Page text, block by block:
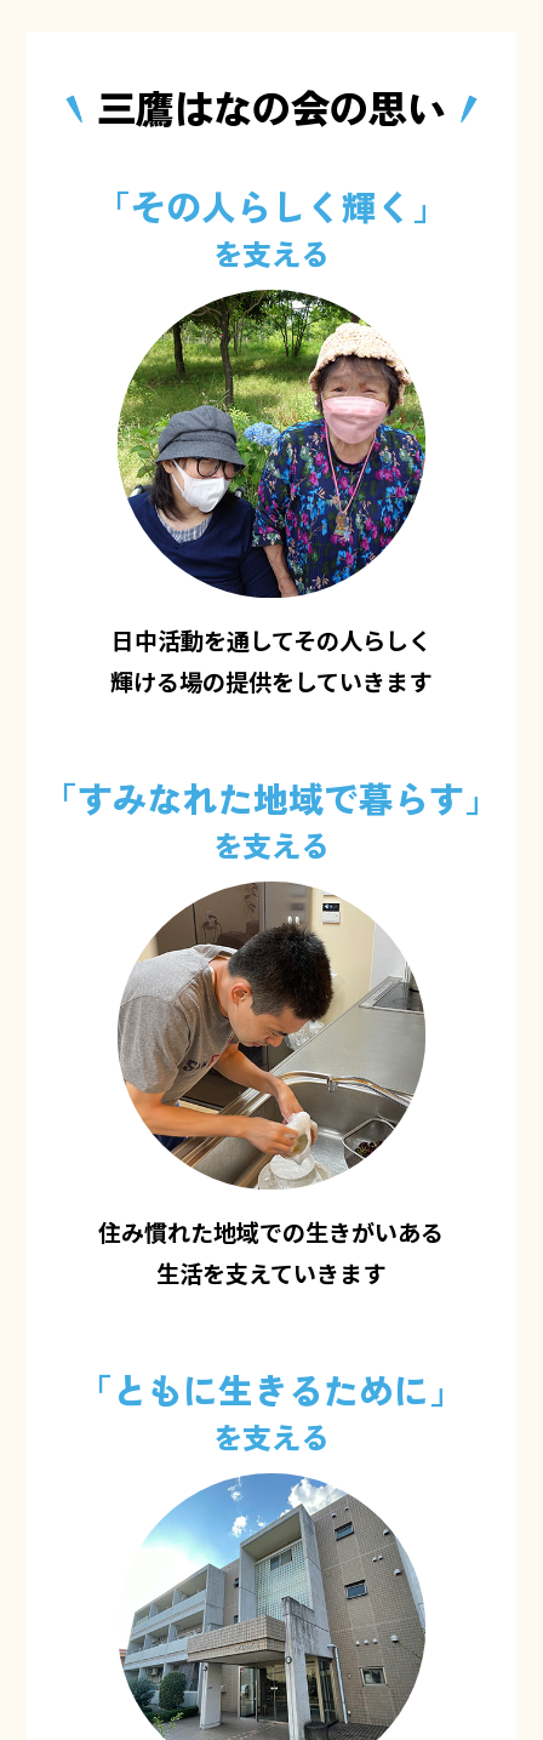
三鷹はなの会の思い
「その人らしく輝く」
を支える
日中活動を通してその人らしく
輝ける場の提供をしていきます
「すみなれた地域で暮らす」
を支える
住み慣れた地域での生きがいある
生活を支えていきます
「ともに生きるために」
を支える